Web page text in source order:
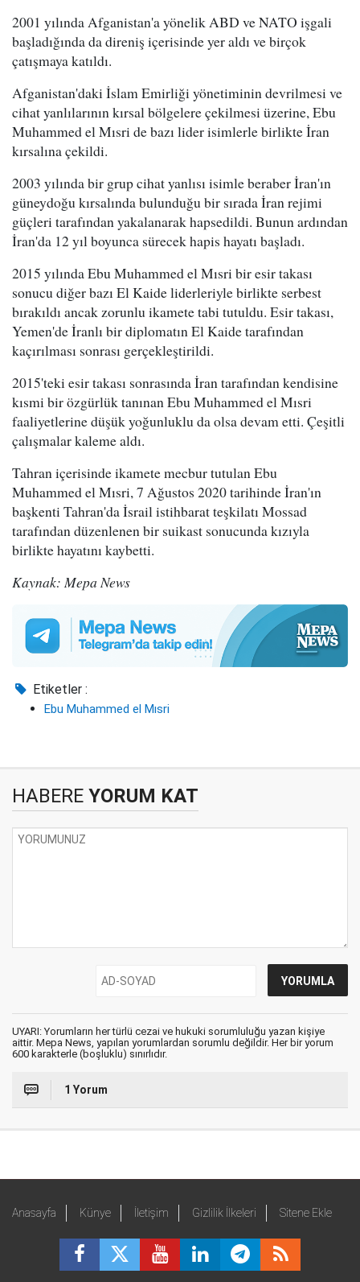
2001 yılında Afganistan'a yönelik ABD ve NATO işgali
başladığında da direniş içerisinde yer aldı ve birçok
çatışmaya katıldı.
Afganistan'daki İslam Emirliği yönetiminin devrilmesi ve
cihat yanlılarının kırsal bölgelere çekilmesi üzerine, Ebu
Muhammed el Mısri de bazı lider isimlerle birlikte İran
kırsalına çekildi.
2003 yılında bir grup cihat yanlısı isimle beraber İran'ın
güneydoğu kırsalında bulunduğu bir sırada İran rejimi
güçleri tarafından yakalanarak hapsedildi. Bunun ardından
İran'da 12 yıl boyunca sürecek hapis hayatı başladı.
2015 yılında Ebu Muhammed el Mısri bir esir takası
sonucu diğer bazı El Kaide liderleriyle birlikte serbest
bırakıldı ancak zorunlu ikamete tabi tutuldu. Esir takası,
Yemen'de İranlı bir diplomatın El Kaide tarafından
kaçırılması sonrası gerçekleştirildi.
2015'teki esir takası sonrasında İran tarafından kendisine
kısmi bir özgürlük tanınan Ebu Muhammed el Mısri
faaliyetlerine düşük yoğunluklu da olsa devam etti. Çeşitli
çalışmalar kaleme aldı.
Tahran içerisinde ikamete mecbur tutulan Ebu
Muhammed el Mısri, 7 Ağustos 2020 tarihinde İran'ın
başkenti Tahran'da İsrail istihbarat teşkilatı Mossad
tarafından düzenlenen bir suikast sonucunda kızıyla
birlikte hayatını kaybetti.
Kaynak: Mepa News
Etiketler :
Ebu Muhammed el Mısri
HABERE YORUM KAT
UYARI: Yorumların her türlü cezai ve hukuki sorumluluğu yazan kişiye
aittir. Mepa News, yapılan yorumlardan sorumlu değildir. Her bir yorum
600 karakterle (boşluklu) sınırlıdır.
1 Yorum
Anasayfa Künye İletişim Gizlilik İlkeleri Sitene Ekle